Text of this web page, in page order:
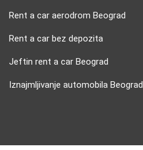
Rent a car aerodrom Beograd
Rent a car bez depozita
Jeftin rent a car Beograd
Iznajmljivanje automobila Beograd